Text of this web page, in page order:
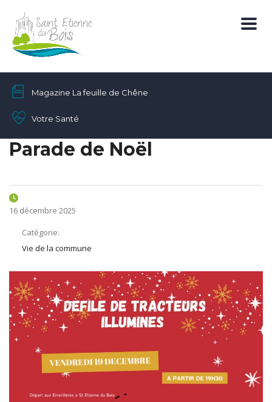
Magazine La feuille de Chêne
Votre Santé
Parade de Noël
16 décembre 2025
Catégorie:
Vie de la commune